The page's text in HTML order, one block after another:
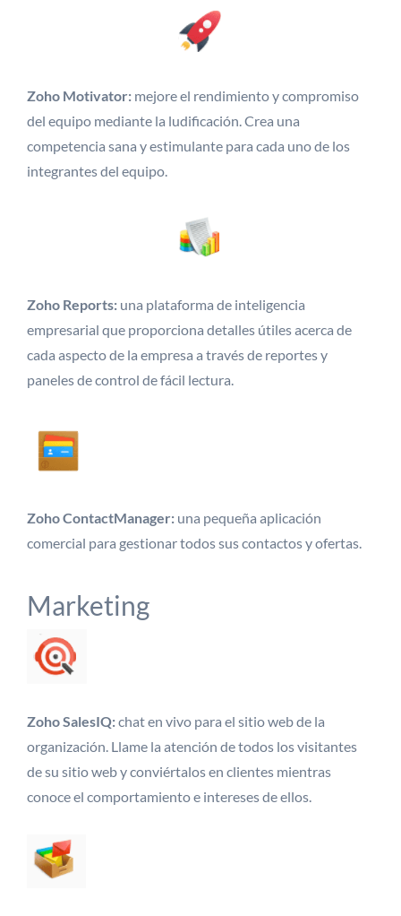
Zoho Motivator: mejore el rendimiento y compromiso
del equipo mediante la ludificación. Crea una
competencia sana y estimulante para cada uno de los
integrantes del equipo.
Zoho Reports: una plataforma de inteligencia
empresarial que proporciona detalles útiles acerca de
cada aspecto de la empresa a través de reportes y
paneles de control de fácil lectura.
Zoho ContactManager: una pequeña aplicación
comercial para gestionar todos sus contactos y ofertas.
Marketing
Zoho SalesIQ:chat en vivo para el sitio web de la
organización. Llame la atención de todos los visitantes
de su sitio web y conviértalos en clientes mientras
conoce el comportamiento e intereses de ellos.